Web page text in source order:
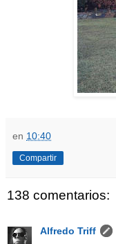
en 10:40
Compartir
138 comentarios:
Alfredo Triff